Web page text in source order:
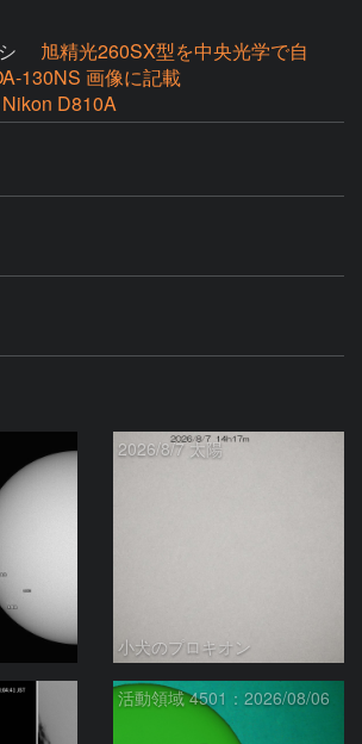
旭精光260SX型を中央光学で自
130NS 画像に記載
Nikon D810A
2026/8/7 太陽
小犬のプロキオン
活動領域 4501：2026/08/06